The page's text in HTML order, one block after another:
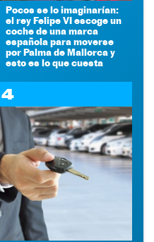
Pocos se lo imaginarían:
el rey Felipe VI escoge un
coche de una marca
española para moverse
por Palma de Mallorca y
esto es lo que cuesta
4